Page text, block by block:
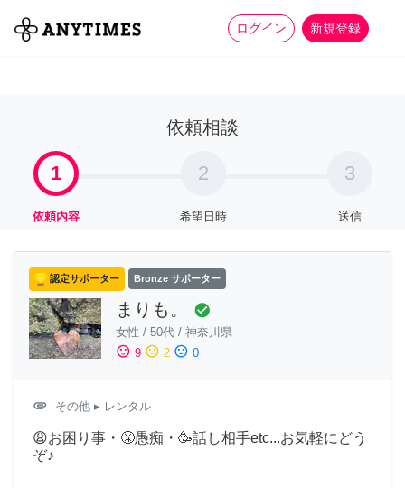
ログイン 新規登録
全て 家事 more_horiz
依頼相談
1
依頼内容
2
希望日時
3
送信
認定サポーター Bronze サポーター
まりも。 check_circle
女性 / 50代 / 神奈川県
sentiment_satisfied 9 sentiment_neutral 2 sentiment_dissatisfied 0
attachment その他 ▸ レンタル
😩お困り事・😤愚痴・🥳話し相手etc...お気軽にどう
ぞ♪